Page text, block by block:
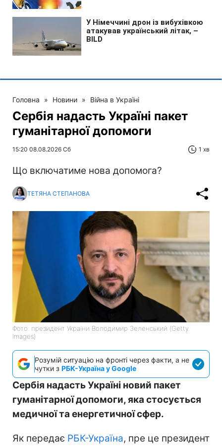
Головна » Новини » Війна в Україні
Сербія надасть Україні пакет
гуманітарної допомоги
15:20 08.08.2026 Сб 1 хв
Що включатиме нова допомога?
ТЕТЯНА СТЕПАНОВА
Фото: президент України Володимир Зеленський (Getty
Images)
Розумій ситуацію на фронті через факти, а не
чутки з РБК-Україна у Google
Сербія надасть Україні новий пакет
гуманітарної допомоги, яка стосується
медичної та енергетичної сфер.
Як передає РБК-Україна, пре це президент